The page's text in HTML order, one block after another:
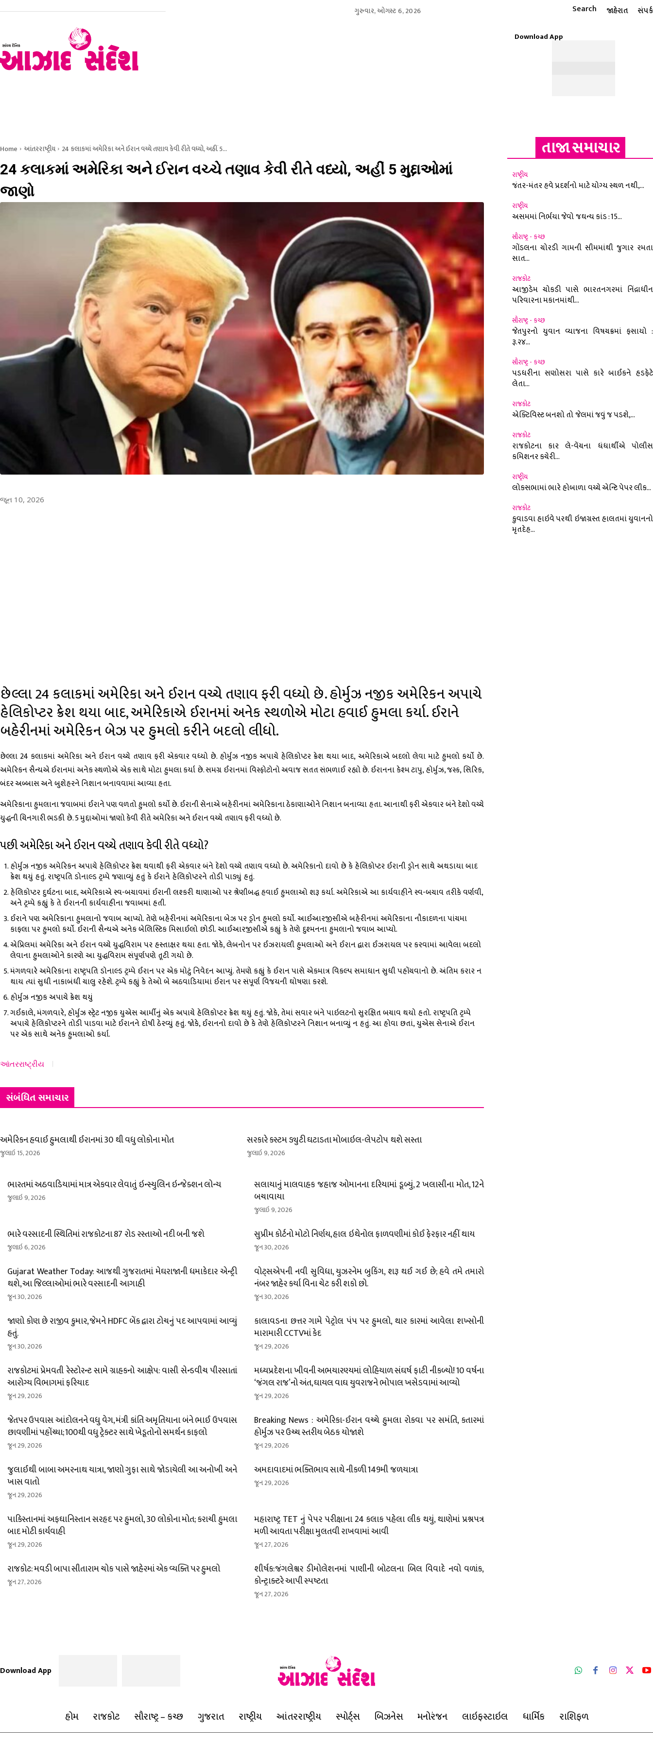
ગુરુવાર, ઓગસ્ટ 6, 2026 Search જાહેરાત સંપર્ક
Download App
Home આંતરરાષ્ટ્રીય 24 કલાકમાં અમેરિકા અને ઈરાન વચ્ચે તણાવ કેવી રીતે વધ્યો, અહીં 5...
24 કલાકમાં અમેરિકા અને ઈરાન વચ્ચે તણાવ કેવી રીતે વધ્યો, અહીં 5 મુદ્દાઓમાં
જાણો
જૂન 10, 2026
છેલ્લા 24 કલાકમાં અમેરિકા અને ઈરાન વચ્ચે તણાવ ફરી વધ્યો છે. હોર્મુઝ નજીક અમેરિકન અપાચે
હેલિકોપ્ટર ક્રેશ થયા બાદ, અમેરિકાએ ઈરાનમાં અનેક સ્થળોએ મોટા હવાઈ હુમલા કર્યા. ઈરાને
બહેરીનમાં અમેરિકન બેઝ પર હુમલો કરીને બદલો લીધો.
છેલ્લા 24 કલાકમાં અમેરિકા અને ઈરાન વચ્ચે તણાવ ફરી એકવાર વધ્યો છે. હોર્મુઝ નજીક અપાચે હેલિકોપ્ટર ક્રેશ થયા બાદ, અમેરિકાએ બદલો લેવા માટે હુમલો કર્યો છે.
અમેરિકન સૈન્યએ ઈરાનમાં અનેક સ્થળોએ એક સાથે મોટા હુમલા કર્યા છે. સમગ્ર ઈરાનમાં વિસ્ફોટોનો અવાજ સતત સંભળાઈ રહ્યો છે. ઈરાનના કેશ્મ ટાપુ, હોર્મુઝ, જસ્ક, સિરિક,
બંદર અબ્બાસ અને બુશેહરને નિશાન બનાવવામાં આવ્યા હતા.
અમેરિકાના હુમલાના જવાબમાં ઈરાને પણ વળતો હુમલો કર્યો છે. ઈરાની સેનાએ બહેરીનમાં અમેરિકાના ઠેકાણાઓને નિશાન બનાવ્યા હતા. આનાથી ફરી એકવાર બંને દેશો વચ્ચે
યુદ્ધની ચિનગારી ભડકી છે. 5 મુદ્દાઓમાં જાણો કેવી રીતે અમેરિકા અને ઈરાન વચ્ચે તણાવ ફરી વધ્યો છે.
પછી અમેરિકા અને ઈરાન વચ્ચે તણાવ કેવી રીતે વધ્યો?
હોર્મુઝ નજીક અમેરિકન અપાચે હેલિકોપ્ટર ક્રેશ થવાથી ફરી એકવાર બંને દેશો વચ્ચે તણાવ વધ્યો છે. અમેરિકાનો દાવો છે કે હેલિકોપ્ટર ઈરાની ડ્રોન સાથે અથડાયા બાદ
ક્રેશ થયું હતું. રાષ્ટ્રપતિ ડોનાલ્ડ ટ્રમ્પે જણાવ્યું હતું કે ઈરાને હેલિકોપ્ટરને તોડી પાડ્યું હતું.
હેલિકોપ્ટર દુર્ઘટના બાદ, અમેરિકાએ સ્વ-બચાવમાં ઈરાની લશ્કરી થાણાઓ પર શ્રેણીબદ્ધ હવાઈ હુમલાઓ શરૂ કર્યા. અમેરિકાએ આ કાર્યવાહીને સ્વ-બચાવ તરીકે વર્ણવી,
અને ટ્રમ્પે કહ્યું કે તે ઈરાનની કાર્યવાહીના જવાબમાં હતી.
ઈરાને પણ અમેરિકાના હુમલાનો જવાબ આપ્યો. તેણે બહેરીનમાં અમેરિકાના બેઝ પર ડ્રોન હુમલો કર્યો. આઈઆરજીસીએ બહેરીનમાં અમેરિકાના નૌકાદળના પાંચમા
કાફલા પર હુમલો કર્યો. ઈરાની સૈન્યએ અનેક બેલિસ્ટિક મિસાઈલો છોડી. આઈઆરજીસીએ કહ્યું કે તેણે દુશ્મનના હુમલાનો જવાબ આપ્યો.
એપ્રિલમાં અમેરિકા અને ઈરાન વચ્ચે યુદ્ધવિરામ પર હસ્તાક્ષર થયા હતા. જોકે, લેબનોન પર ઈઝરાયલી હુમલાઓ અને ઈરાન દ્વારા ઈઝરાયલ પર કરવામાં આવેલા બદલો
લેવાના હુમલાઓને કારણે આ યુદ્ધવિરામ સંપૂર્ણપણે તૂટી ગયો છે.
મંગળવારે અમેરિકાના રાષ્ટ્રપતિ ડોનાલ્ડ ટ્રમ્પે ઈરાન પર એક મોટું નિવેદન આપ્યું. તેમણે કહ્યું કે ઈરાન પાસે એકમાત્ર વિકલ્પ સમાધાન સુધી પહોંચવાનો છે. અંતિમ કરાર ન
થાય ત્યાં સુધી નાકાબંધી ચાલુ રહેશે. ટ્રમ્પે કહ્યું કે તેઓ બે અઠવાડિયામાં ઈરાન પર સંપૂર્ણ વિજયની ઘોષણા કરશે.
હોર્મુઝ નજીક અપાચે ક્રેશ થયું
ગઈકાલે, મંગળવારે, હોર્મુઝ સ્ટ્રેટ નજીક યુએસ આર્મીનું એક અપાચે હેલિકોપ્ટર ક્રેશ થયું હતું. જોકે, તેમાં સવાર બંને પાઇલટનો સુરક્ષિત બચાવ થયો હતો. રાષ્ટ્રપતિ ટ્રમ્પે
અપાચે હેલિકોપ્ટરને તોડી પાડવા માટે ઈરાનને દોષી ઠેરવ્યું હતું. જોકે, ઈરાનનો દાવો છે કે તેણે હેલિકોપ્ટરને નિશાન બનાવ્યું ન હતું. આ હોવા છતાં, યુએસ સેનાએ ઈરાન
પર એક સાથે અનેક હુમલાઓ કર્યા.
આંતરરાષ્ટ્રીય
સંબંધિત સમાચાર
અમેરિકન હવાઈ હુમલાથી ઈરાનમાં 30 થી વધુ લોકોના મોત
જુલાઇ 15, 2026
સરકારે કસ્ટમ ડ્યુટી ઘટાડતા મોબાઇલ-લેપટોપ થશે સસ્તા
જુલાઇ 9, 2026
ભારતમાં અઠવાડિયામાં માત્ર એકવાર લેવાતું ઇન્સ્યુલિન ઇન્જેક્શન લોન્ચ
જુલાઇ 9, 2026
સલાયાનું માલવાહક જહાજ ઓમાનના દરિયામાં ડૂબ્યું, 2 ખલાસીના મોત, 12ને
બચાવાયા
જુલાઇ 9, 2026
ભારે વરસાદની સ્થિતિમાં રાજકોટના 87 રોડ રસ્તાઓ નદી બની જશે
જુલાઇ 6, 2026
સુપ્રીમ કોર્ટનો મોટો નિર્ણય, હાલ ઇથેનોલ ફાળવણીમાં કોઈ ફેરફાર નહીં થાય
જૂન 30, 2026
Gujarat Weather Today: આજથી ગુજરાતમાં મેઘરાજાની ધમાકેદાર એન્ટ્રી
થશે, આ જિલ્લાઓમાં ભારે વરસાદની આગાહી
જૂન 30, 2026
વોટ્સએપની નવી સુવિધા, યુઝરનેમ બુકિંગ, શરૂ થઈ ગઈ છે; હવે તમે તમારો
નંબર જાહેર કર્યા વિના ચેટ કરી શકો છો.
જૂન 30, 2026
જાણો કોણ છે રાજીવ કુમાર, જેમને HDFC બેંક દ્વારા ટોચનું પદ આપવામાં આવ્યું
હતું.
જૂન 30, 2026
કાલાવડના છત્તર ગામે પેટ્રોલ પંપ પર હુમલો, થાર કારમાં આવેલા શખ્સોની
મારામારી CCTVમાં કેદ
જૂન 29, 2026
રાજકોટમાં પ્રેમવતી રેસ્ટોરન્ટ સામે ગ્રાહકનો આક્ષેપ: વાસી સેન્ડવીચ પીરસાતાં
આરોગ્ય વિભાગમાં ફરિયાદ
જૂન 29, 2026
મધ્યપ્રદેશના ખીવની અભયારણ્યમાં લોહિયાળ સંઘર્ષ ફાટી નીકળ્યો! 10 વર્ષના
‘જંગલ રાજ’નો અંત, ઘાયલ વાઘ યુવરાજને ભોપાલ ખસેડવામાં આવ્યો
જૂન 29, 2026
જેતપર ઉપવાસ આંદોલનને વધુ વેગ, મંત્રી કાંતિ અમૃતિયાના બંને ભાઈ ઉપવાસ
છાવણીમાં પહોંચ્યા; 100થી વધુ ટ્રેક્ટર સાથે ખેડૂતોનો સમર્થન કાફલો
જૂન 29, 2026
Breaking News : અમેરિકા-ઈરાન વચ્ચે હુમલા રોકવા પર સમંતિ, કતારમાં
હોર્મુઝ પર ઉચ્ચ સ્તરીય બેઠક યોજાશે
જૂન 29, 2026
જુલાઈથી બાબા અમરનાથ યાત્રા, જાણો ગુફા સાથે જોડાયેલી આ અનોખી અને
ખાસ વાતો
જૂન 29, 2026
અમદાવાદમાં ભક્તિભાવ સાથે નીકળી 149મી જળયાત્રા
જૂન 29, 2026
પાકિસ્તાનમાં અફઘાનિસ્તાન સરહદ પર હુમલો, 30 લોકોના મોત; કરાચી હુમલા
બાદ મોટી કાર્યવાહી
જૂન 29, 2026
મહારાષ્ટ્ર TET નું પેપર પરીક્ષાના 24 કલાક પહેલા લીક થયું, થાણેમાં પ્રશ્નપત્ર
મળી આવતા પરીક્ષા મુલતવી રાખવામાં આવી
જૂન 27, 2026
રાજકોટ: મવડી બાપા સીતારામ ચોક પાસે જાહેરમાં એક વ્યક્તિ પર હુમલો
જૂન 27, 2026
શીર્ષક:જંગલેશ્વર ડીમોલેશનમાં પાણીની બોટલના બિલ વિવાદે નવો વળાંક,
કોન્ટ્રાક્ટરે આપી સ્પષ્ટતા
જૂન 27, 2026
તાજા સમાચાર
રાષ્ટ્રીય
જંતર-મંતર હવે પ્રદર્શનો માટે યોગ્ય સ્થળ નથી,...
રાષ્ટ્રીય
અસમમાં નિર્ભયા જેવો જઘન્ય કાંડ : 15...
સૌરાષ્ટ્ર - કચ્છ
ગોંડલના ચોરડી ગામની સીમમાંથી જુગાર રમતા
સાત...
રાજકોટ
આજીડેમ ચોકડી પાસે ભારતનગરમાં નિંદ્રાધીન
પરિવારના મકાનમાંથી...
સૌરાષ્ટ્ર - કચ્છ
જેતપુરનો યુવાન વ્યાજના વિષચક્રમાં ફસાયો :
રૂ.૨૪...
સૌરાષ્ટ્ર - કચ્છ
પડધરીના સણોસરા પાસે કારે બાઈકને હડફેટે
લેતા...
રાજકોટ
એક્ટિવિસ્ટ બનશો તો જેલમાં જવું જ પડશે,...
રાજકોટ
રાજકોટના કાર લે-વેંચના ધંધાર્થીએ પોલીસ
કમિશનર કચેરી...
રાષ્ટ્રીય
લોકસભામાં ભારે હોબાળા વચ્ચે એન્ટિ પેપર લીક...
રાજકોટ
કુવાડવા હાઇવે પરથી ઇજાગ્રસ્ત હાલતમાં યુવાનનો
મૃતદેહ...
Download App
હોમ રાજકોટ સૌરાષ્ટ્ર – કચ્છ ગુજરાત રાષ્ટ્રીય આંતરરાષ્ટ્રીય સ્પોર્ટ્સ બિઝનેસ મનોરંજન લાઇફસ્ટાઇલ ધાર્મિક રાશિફળ